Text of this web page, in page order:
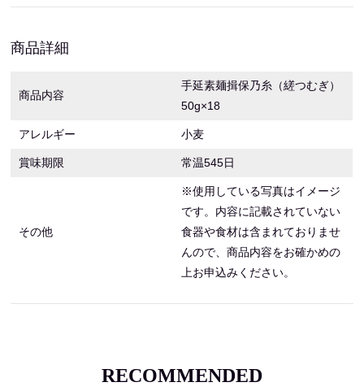
商品詳細
商品内容
手延素麺揖保乃糸（縒つむぎ）
50g×18
アレルギー 小麦
賞味期限 常温545日
その他
※使用している写真はイメージ
です。内容に記載されていない
食器や食材は含まれておりませ
んので、商品内容をお確かめの
上お申込みください。
RECOMMENDED